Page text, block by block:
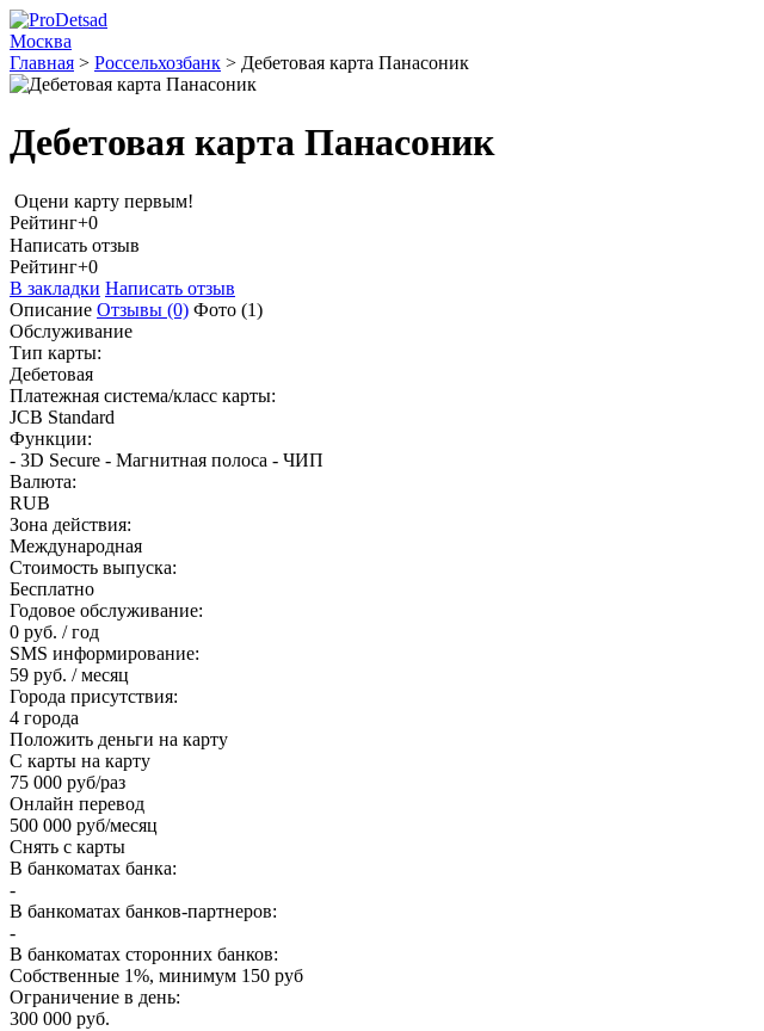
Москва
Главная > Россельхозбанк > Дебетовая карта Панасоник
Дебетовая карта Панасоник
Оцени карту первым!
Рейтинг+0
Написать отзыв
Рейтинг+0
В закладки Написать отзыв
Описание Отзывы (0) Фото (1)
Обслуживание
Тип карты:
Дебетовая
Платежная система/класс карты:
JCB Standard
Функции:
- 3D Secure - Магнитная полоса - ЧИП
Валюта:
RUB
Зона действия:
Международная
Стоимость выпуска:
Бесплатно
Годовое обслуживание:
0 руб. / год
SMS информирование:
59 руб. / месяц
Города присутствия:
4 города
Положить деньги на карту
С карты на карту
75 000 руб/раз
Онлайн перевод
500 000 руб/месяц
Снять с карты
В банкоматах банка:
-
В банкоматах банков-партнеров:
-
В банкоматах сторонних банков:
Собственные 1%, минимум 150 руб
Ограничение в день:
300 000 руб.